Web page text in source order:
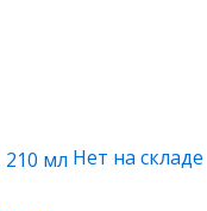
Нет на складе